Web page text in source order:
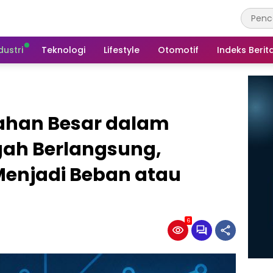
Teknologi Lifestyle Otomotif Indeks
Besar dalam
Berlangsung,
Beban atau
6